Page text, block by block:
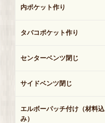
内ポケット作り
タバコポケット作り
センターベンツ閉じ
サイドベンツ閉じ
エルボーパッチ付け（材料込
み）